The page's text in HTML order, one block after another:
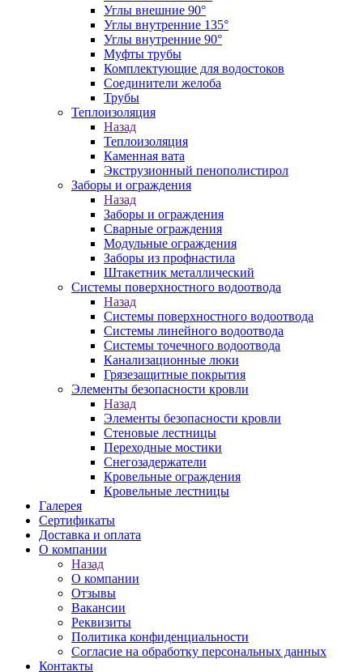
Углы внешние 90°
Углы внутренние 135°
Углы внутренние 90°
Муфты трубы
Комплектующие для водостоков
Соединители желоба
Трубы
Теплоизоляция
Назад
Теплоизоляция
Каменная вата
Экструзионный пенополистирол
Заборы и ограждения
Назад
Заборы и ограждения
Сварные ограждения
Модульные ограждения
Заборы из профнастила
Штакетник металлический
Системы поверхностного водоотвода
Назад
Системы поверхностного водоотвода
Системы линейного водоотвода
Системы точечного водоотвода
Канализационные люки
Грязезащитные покрытия
Элементы безопасности кровли
Назад
Элементы безопасности кровли
Стеновые лестницы
Переходные мостики
Снегозадержатели
Кровельные ограждения
Кровельные лестницы
Галерея
Сертификаты
Доставка и оплата
О компании
Назад
О компании
Отзывы
Вакансии
Реквизиты
Политика конфиденциальности
Согласие на обработку персональных данных
Контакты